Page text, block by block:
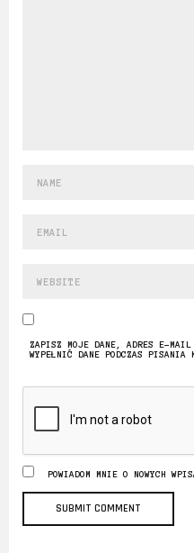
ZAPISZ MOJE DANE, ADRES E-MAIL
WYPEŁNIĆ DANE PODCZAS PISANIA
POWIADOM MNIE O NOWYCH